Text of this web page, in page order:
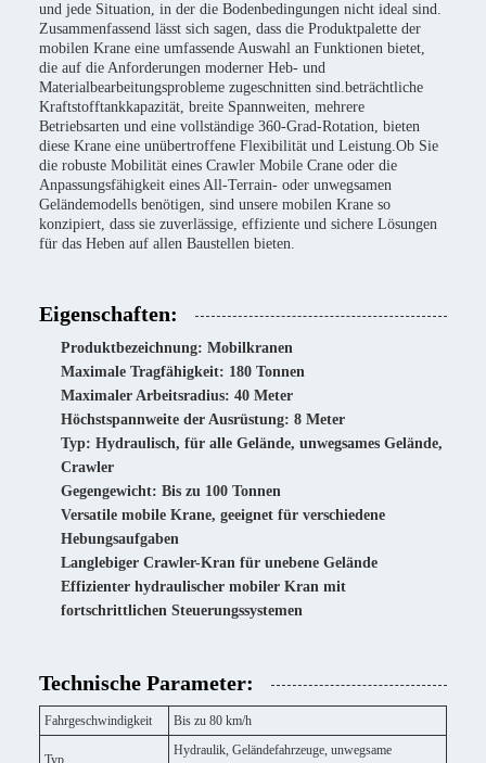
und jede Situation, in der die Bodenbedingungen nicht ideal sind.
Zusammenfassend lässt sich sagen, dass die Produktpalette der
mobilen Krane eine umfassende Auswahl an Funktionen bietet,
die auf die Anforderungen moderner Heb- und
Materialbearbeitungsprobleme zugeschnitten sind.beträchtliche
Kraftstofftankkapazität, breite Spannweiten, mehrere
Betriebsarten und eine vollständige 360-Grad-Rotation, bieten
diese Krane eine unübertroffene Flexibilität und Leistung.Ob Sie
die robuste Mobilität eines Crawler Mobile Crane oder die
Anpassungsfähigkeit eines All-Terrain- oder unwegsamen
Geländemodells benötigen, sind unsere mobilen Krane so
konzipiert, dass sie zuverlässige, effiziente und sichere Lösungen
für das Heben auf allen Baustellen bieten.
Eigenschaften:
Produktbezeichnung: Mobilkranen
Maximale Tragfähigkeit: 180 Tonnen
Maximaler Arbeitsradius: 40 Meter
Höchstspannweite der Ausrüstung: 8 Meter
Typ: Hydraulisch, für alle Gelände, unwegsames Gelände,
Crawler
Gegengewicht: Bis zu 100 Tonnen
Versatile mobile Krane, geeignet für verschiedene
Hebungsaufgaben
Langlebiger Crawler-Kran für unebene Gelände
Effizienter hydraulischer mobiler Kran mit
fortschrittlichen Steuerungssystemen
Technische Parameter:
Fahrgeschwindigkeit Bis zu 80 km/h
Typ
Hydraulik, Geländefahrzeuge, unwegsame